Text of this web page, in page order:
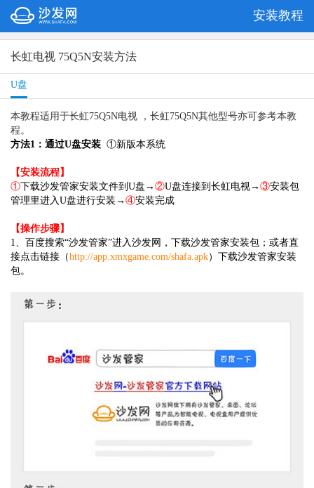
安装教程
长虹电视 75Q5N安装方法
U盘
本教程适用于长虹75Q5N电视 ，长虹75Q5N其他型号亦可参考本教
程。
方法1：通过U盘安装 ①新版本系统
【安装流程】
①下载沙发管家安装文件到U盘→ ②U盘连接到长虹电视→ ③安装包
管理里进入U盘进行安装→ ④安装完成
【操作步骤】
1、百度搜索“沙发管家”进入沙发网，下载沙发管家安装包；或者直
接点击链接（http://app.xmxgame.com/shafa.apk）下载沙发管家安装
包。